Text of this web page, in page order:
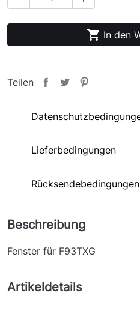
 In den
Teilen
Lieferbedingungen
Rücksendebedingungen
Beschreibung
Fenster für F93TXG
Artikeldetails